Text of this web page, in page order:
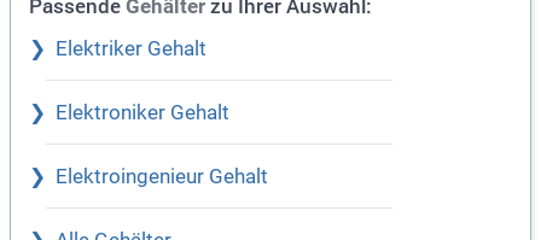
Gehälter
Elektriker Gehalt
Elektroniker Gehalt
Elektroingenieur Gehalt